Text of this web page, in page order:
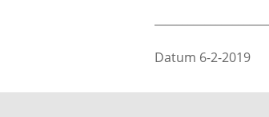
Datum 6-2-2019